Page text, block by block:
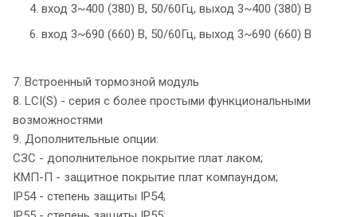
4. вход 3~400 (380) В, 50/60Гц, выход 3~400 (380) В
6. вход 3~690 (660) В, 50/60Гц, выход 3~690 (660) В
7. Встроенный тормозной модуль
8. LCI(S) - серия с более простыми функциональными
возможностями
9. Дополнительные опции:
СЗС - дополнительное покрытие плат лаком;
КМП-П - защитное покрытие плат компаундом;
IP54 - степень защиты IP54;